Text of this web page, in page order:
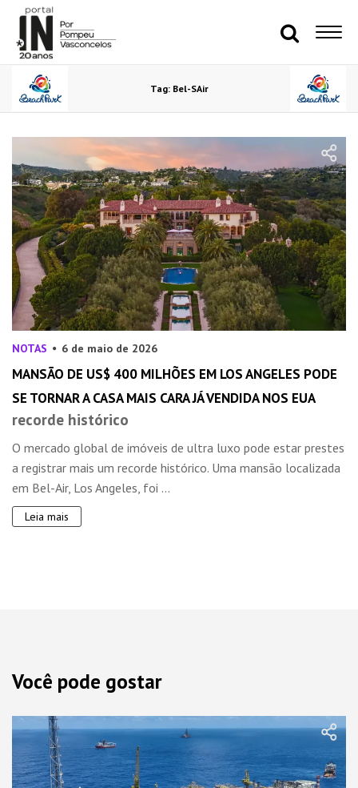
Tag: Bel-SAir
NOTAS 6 de maio de 2026
MANSÃO DE US$ 400 MILHÕES EM LOS ANGELES PODE
SE TORNAR A CASA MAIS CARA JÁ VENDIDA NOS EUA
recorde histórico
O mercado global de imóveis de ultra luxo pode estar prestes
a registrar mais um recorde histórico. Uma mansão localizada
em Bel-Air, Los Angeles, foi ...
Leia mais
Você pode gostar